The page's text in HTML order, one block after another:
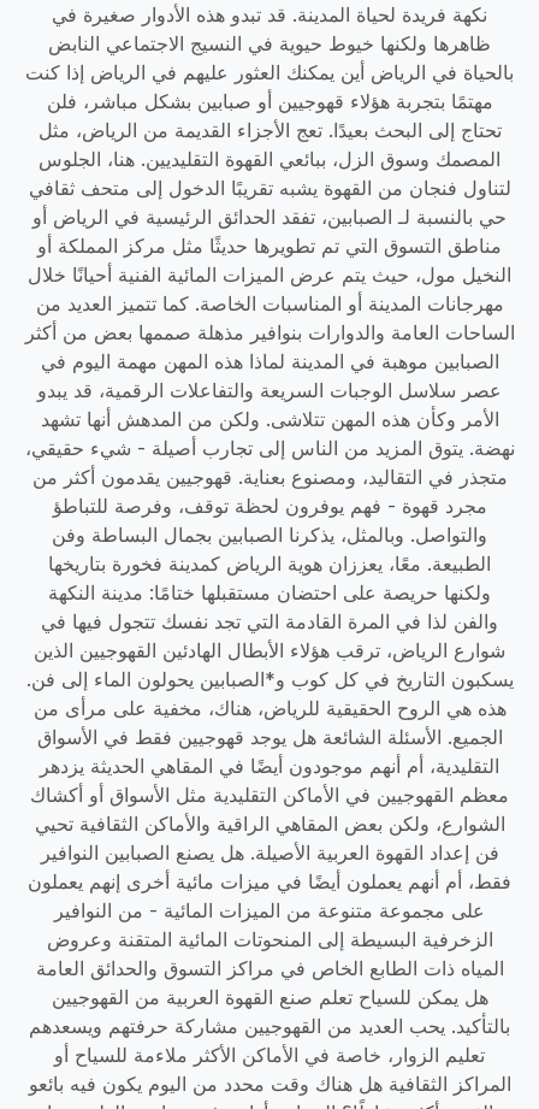
نكهة فريدة لحياة المدينة. قد تبدو هذه الأدوار صغيرة في
ظاهرها ولكنها خيوط حيوية في النسيج الاجتماعي النابض
بالحياة في الرياض أين يمكنك العثور عليهم في الرياض إذا كنت
مهتمًا بتجربة هؤلاء قهوجيين أو صبابين بشكل مباشر، فلن
تحتاج إلى البحث بعيدًا. تعج الأجزاء القديمة من الرياض، مثل
المصمك وسوق الزل، ببائعي القهوة التقليديين. هنا، الجلوس
لتناول فنجان من القهوة يشبه تقريبًا الدخول إلى متحف ثقافي
حي بالنسبة لـ الصبابين، تفقد الحدائق الرئيسية في الرياض أو
مناطق التسوق التي تم تطويرها حديثًا مثل مركز المملكة أو
النخيل مول، حيث يتم عرض الميزات المائية الفنية أحيانًا خلال
مهرجانات المدينة أو المناسبات الخاصة. كما تتميز العديد من
الساحات العامة والدوارات بنوافير مذهلة صممها بعض من أكثر
الصبابين موهبة في المدينة لماذا هذه المهن مهمة اليوم في
عصر سلاسل الوجبات السريعة والتفاعلات الرقمية، قد يبدو
الأمر وكأن هذه المهن تتلاشى. ولكن من المدهش أنها تشهد
نهضة. يتوق المزيد من الناس إلى تجارب أصيلة - شيء حقيقي،
متجذر في التقاليد، ومصنوع بعناية. قهوجيين يقدمون أكثر من
مجرد قهوة - فهم يوفرون لحظة توقف، وفرصة للتباطؤ
والتواصل. وبالمثل، يذكرنا الصبابين بجمال البساطة وفن
الطبيعة. معًا، يعززان هوية الرياض كمدينة فخورة بتاريخها
ولكنها حريصة على احتضان مستقبلها ختامًا: مدينة النكهة
والفن لذا في المرة القادمة التي تجد نفسك تتجول فيها في
شوارع الرياض، ترقب هؤلاء الأبطال الهادئين القهوجيين الذين
يسكبون التاريخ في كل كوب و*الصبابين يحولون الماء إلى فن.
هذه هي الروح الحقيقية للرياض، هناك، مخفية على مرأى من
الجميع. الأسئلة الشائعة هل يوجد قهوجيين فقط في الأسواق
التقليدية، أم أنهم موجودون أيضًا في المقاهي الحديثة يزدهر
معظم القهوجيين في الأماكن التقليدية مثل الأسواق أو أكشاك
الشوارع، ولكن بعض المقاهي الراقية والأماكن الثقافية تحيي
فن إعداد القهوة العربية الأصيلة. هل يصنع الصبابين النوافير
فقط، أم أنهم يعملون أيضًا في ميزات مائية أخرى إنهم يعملون
على مجموعة متنوعة من الميزات المائية - من النوافير
الزخرفية البسيطة إلى المنحوتات المائية المتقنة وعروض
المياه ذات الطابع الخاص في مراكز التسوق والحدائق العامة
هل يمكن للسياح تعلم صنع القهوة العربية من القهوجيين
بالتأكيد. يحب العديد من القهوجيين مشاركة حرفتهم ويسعدهم
تعليم الزوار، خاصة في الأماكن الأكثر ملاءمة للسياح أو
المراكز الثقافية هل هناك وقت محدد من اليوم يكون فيه بائعو